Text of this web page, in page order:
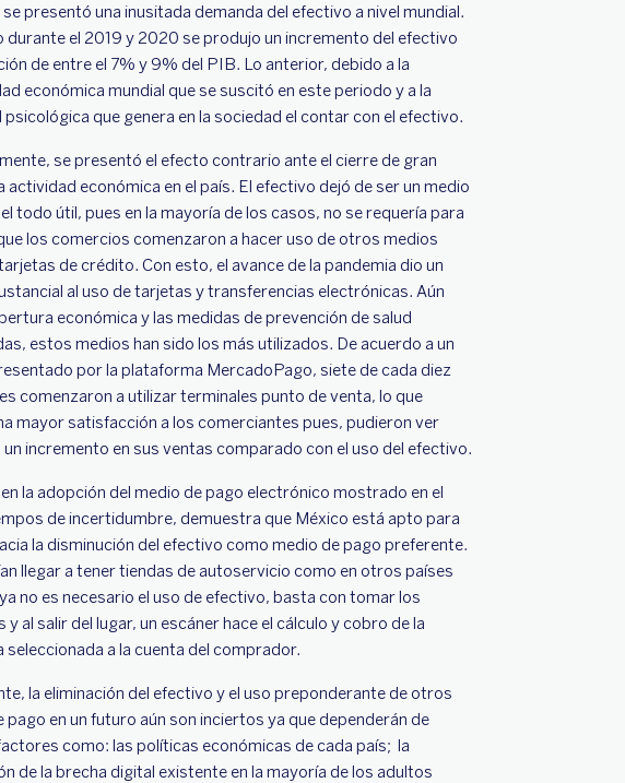
presentó una inusitada demanda del efectivo a nivel mundial.
durante el 2019 y 2020 se produjo un incremento del efectivo
de entre el 7% y 9% del PIB. Lo anterior, debido a la
económica mundial que se suscitó en este periodo y a la
que genera en la sociedad el contar con el efectivo.
se presentó el efecto contrario ante el cierre de gran
actividad económica en el país. El efectivo dejó de ser un medio
todo útil, pues en la mayoría de los casos, no se requería para
los comercios comenzaron a hacer uso de otros medios
de crédito. Con esto, el avance de la pandemia dio un
al uso de tarjetas y transferencias electrónicas. Aún
económica y las medidas de prevención de salud
estos medios han sido los más utilizados. De acuerdo a un
por la plataforma MercadoPago, siete de cada diez
comenzaron a utilizar terminales punto de venta, lo que
mayor satisfacción a los comerciantes pues, pudieron ver
incremento en sus ventas comparado con el uso del efectivo.
la adopción del medio de pago electrónico mostrado en el
de incertidumbre, demuestra que México está apto para
la disminución del efectivo como medio de pago preferente.
llegar a tener tiendas de autoservicio como en otros países
no es necesario el uso de efectivo, basta con tomar los
al salir del lugar, un escáner hace el cálculo y cobro de la
seleccionada a la cuenta del comprador.
la eliminación del efectivo y el uso preponderante de otros
pago en un futuro aún son inciertos ya que dependerán de
como: las políticas económicas de cada país; la
de la brecha digital existente en la mayoría de los adultos